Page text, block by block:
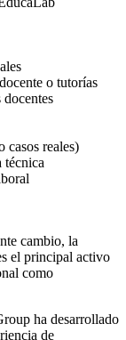
o tutorías
docentes
casos reales)
técnica
cambio, la
el principal activo
como
ha desarrollado
de